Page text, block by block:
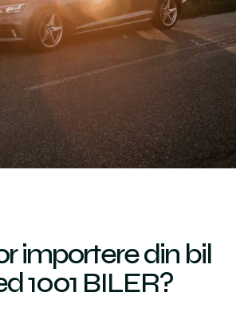
importere din bil
1001 BILER?